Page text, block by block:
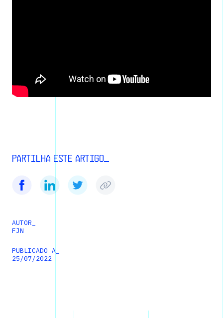
Partilha este artigo_
AUTOR_
FJN
PUBLICADO A_
25/07/2022